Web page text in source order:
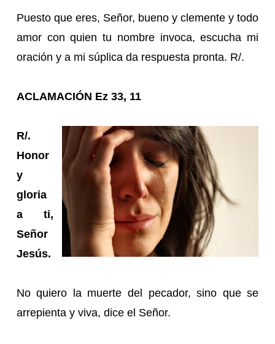
Puesto que eres, Señor, bueno y clemente y todo
amor con quien tu nombre invoca, escucha mi
oración y a mi súplica da respuesta pronta. R/.
ACLAMACIÓN Ez 33, 11
R/.
Honor
y
gloria
a ti,
Señor
Jesús.
No quiero la muerte del pecador, sino que se
arrepienta y viva, dice el Señor.